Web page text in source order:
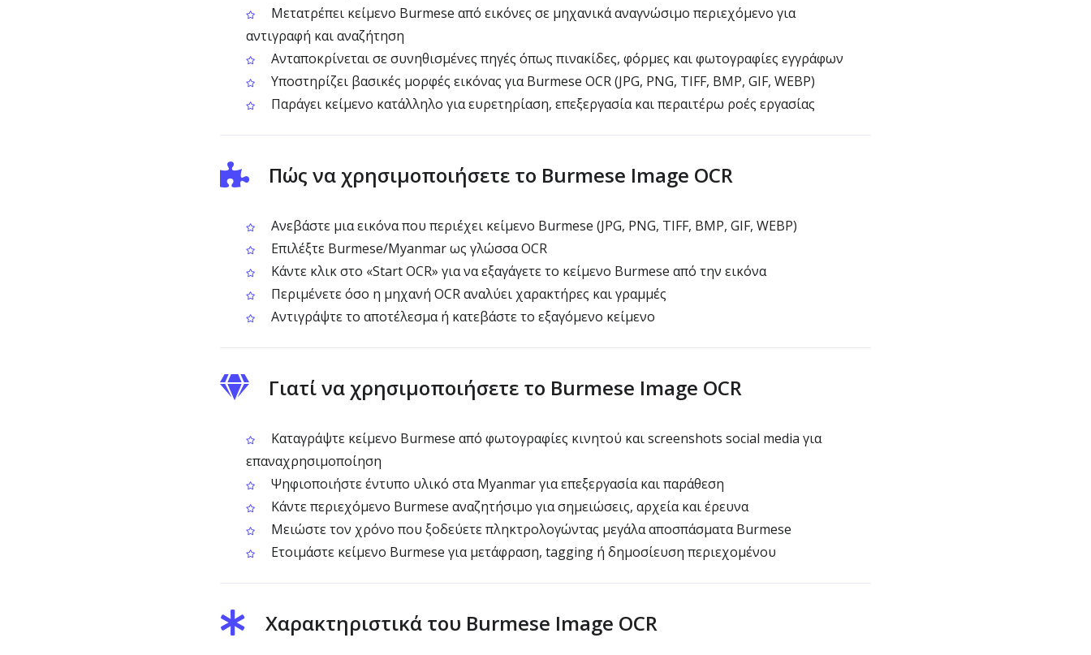
Μετατρέπει κείμενο Burmese από εικόνες σε μηχανικά αναγνώσιμο περιεχόμενο για
αντιγραφή και αναζήτηση
Ανταποκρίνεται σε συνηθισμένες πηγές όπως πινακίδες, φόρμες και φωτογραφίες εγγράφων
Υποστηρίζει βασικές μορφές εικόνας για Burmese OCR (JPG, PNG, TIFF, BMP, GIF, WEBP)
Παράγει κείμενο κατάλληλο για ευρετηρίαση, επεξεργασία και περαιτέρω ροές εργασίας
Πώς να χρησιμοποιήσετε το Burmese Image OCR
Ανεβάστε μια εικόνα που περιέχει κείμενο Burmese (JPG, PNG, TIFF, BMP, GIF, WEBP)
Επιλέξτε Burmese/Myanmar ως γλώσσα OCR
Κάντε κλικ στο «Start OCR» για να εξαγάγετε το κείμενο Burmese από την εικόνα
Περιμένετε όσο η μηχανή OCR αναλύει χαρακτήρες και γραμμές
Αντιγράψτε το αποτέλεσμα ή κατεβάστε το εξαγόμενο κείμενο
Γιατί να χρησιμοποιήσετε το Burmese Image OCR
Καταγράψτε κείμενο Burmese από φωτογραφίες κινητού και screenshots social media για
επαναχρησιμοποίηση
Ψηφιοποιήστε έντυπο υλικό στα Myanmar για επεξεργασία και παράθεση
Κάντε περιεχόμενο Burmese αναζητήσιμο για σημειώσεις, αρχεία και έρευνα
Μειώστε τον χρόνο που ξοδεύετε πληκτρολογώντας μεγάλα αποσπάσματα Burmese
Ετοιμάστε κείμενο Burmese για μετάφραση, tagging ή δημοσίευση περιεχομένου
Χαρακτηριστικά του Burmese Image OCR